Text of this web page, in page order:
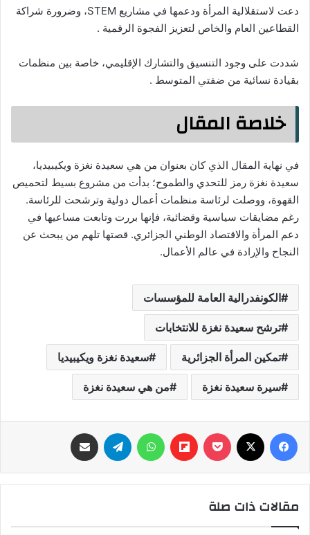
دعت لاستقلالية المرأة ودعمها في مشاريع STEM، وضرورة شراكة
القطاعين العام والخاص لتعزيز الفجوة الرقمية .
شددت على وجود التنسيق والتشارك الإقليمي، خاصة بين منظمات
بقيادة نسائية من ضفتي المتوسط .
خلاصة المقال
في نهاية المقال الذي كان بعنوان من هي سعيدة نغزة ويكيبيديا،
سعيدة نغزة رمز للتحدي والطموح؛ بدأت من مشروع بسيط لتحميص
القهوة، ووصلت لرئاسة منظمات أعمال دولية وترشحت للرئاسة.
رغم مضايقات سياسية وقضائية، فإنها بررت وتابعت مساعيها في
دعم المرأة والاقتصاد الوطني الجزائري. قصتها تلهم من يبحث عن
النجاح والإرادة في عالم الأعمال.
الكونفدرالية العامة للمؤسسات
ترشح سعيدة نغزة للانتخابات
تمكين المرأة الجزائرية سعيدة نغزة ويكيبيديا
سيرة سعيدة نغزة من هي سعيدة نغزة
فيسبوك ‫Pocket
Flipboard واتساب تيلقرام
مقالات ذات صلة